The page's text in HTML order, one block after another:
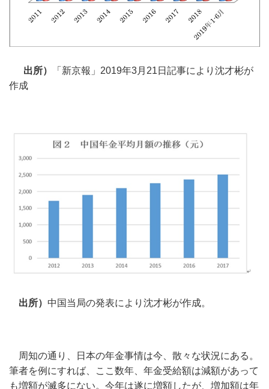
出所）
「新京報」2019年3月21日記事により沈才彬が
作成
出所） 中国当局の発表により沈才彬が作成。
周知の通り、日本の年金事情は今、散々な状況にある。
筆者を例にすれば、ここ数年、年金受給額は減額があって
も増額が滅多にない。今年は遂に増額したが、増加額は年